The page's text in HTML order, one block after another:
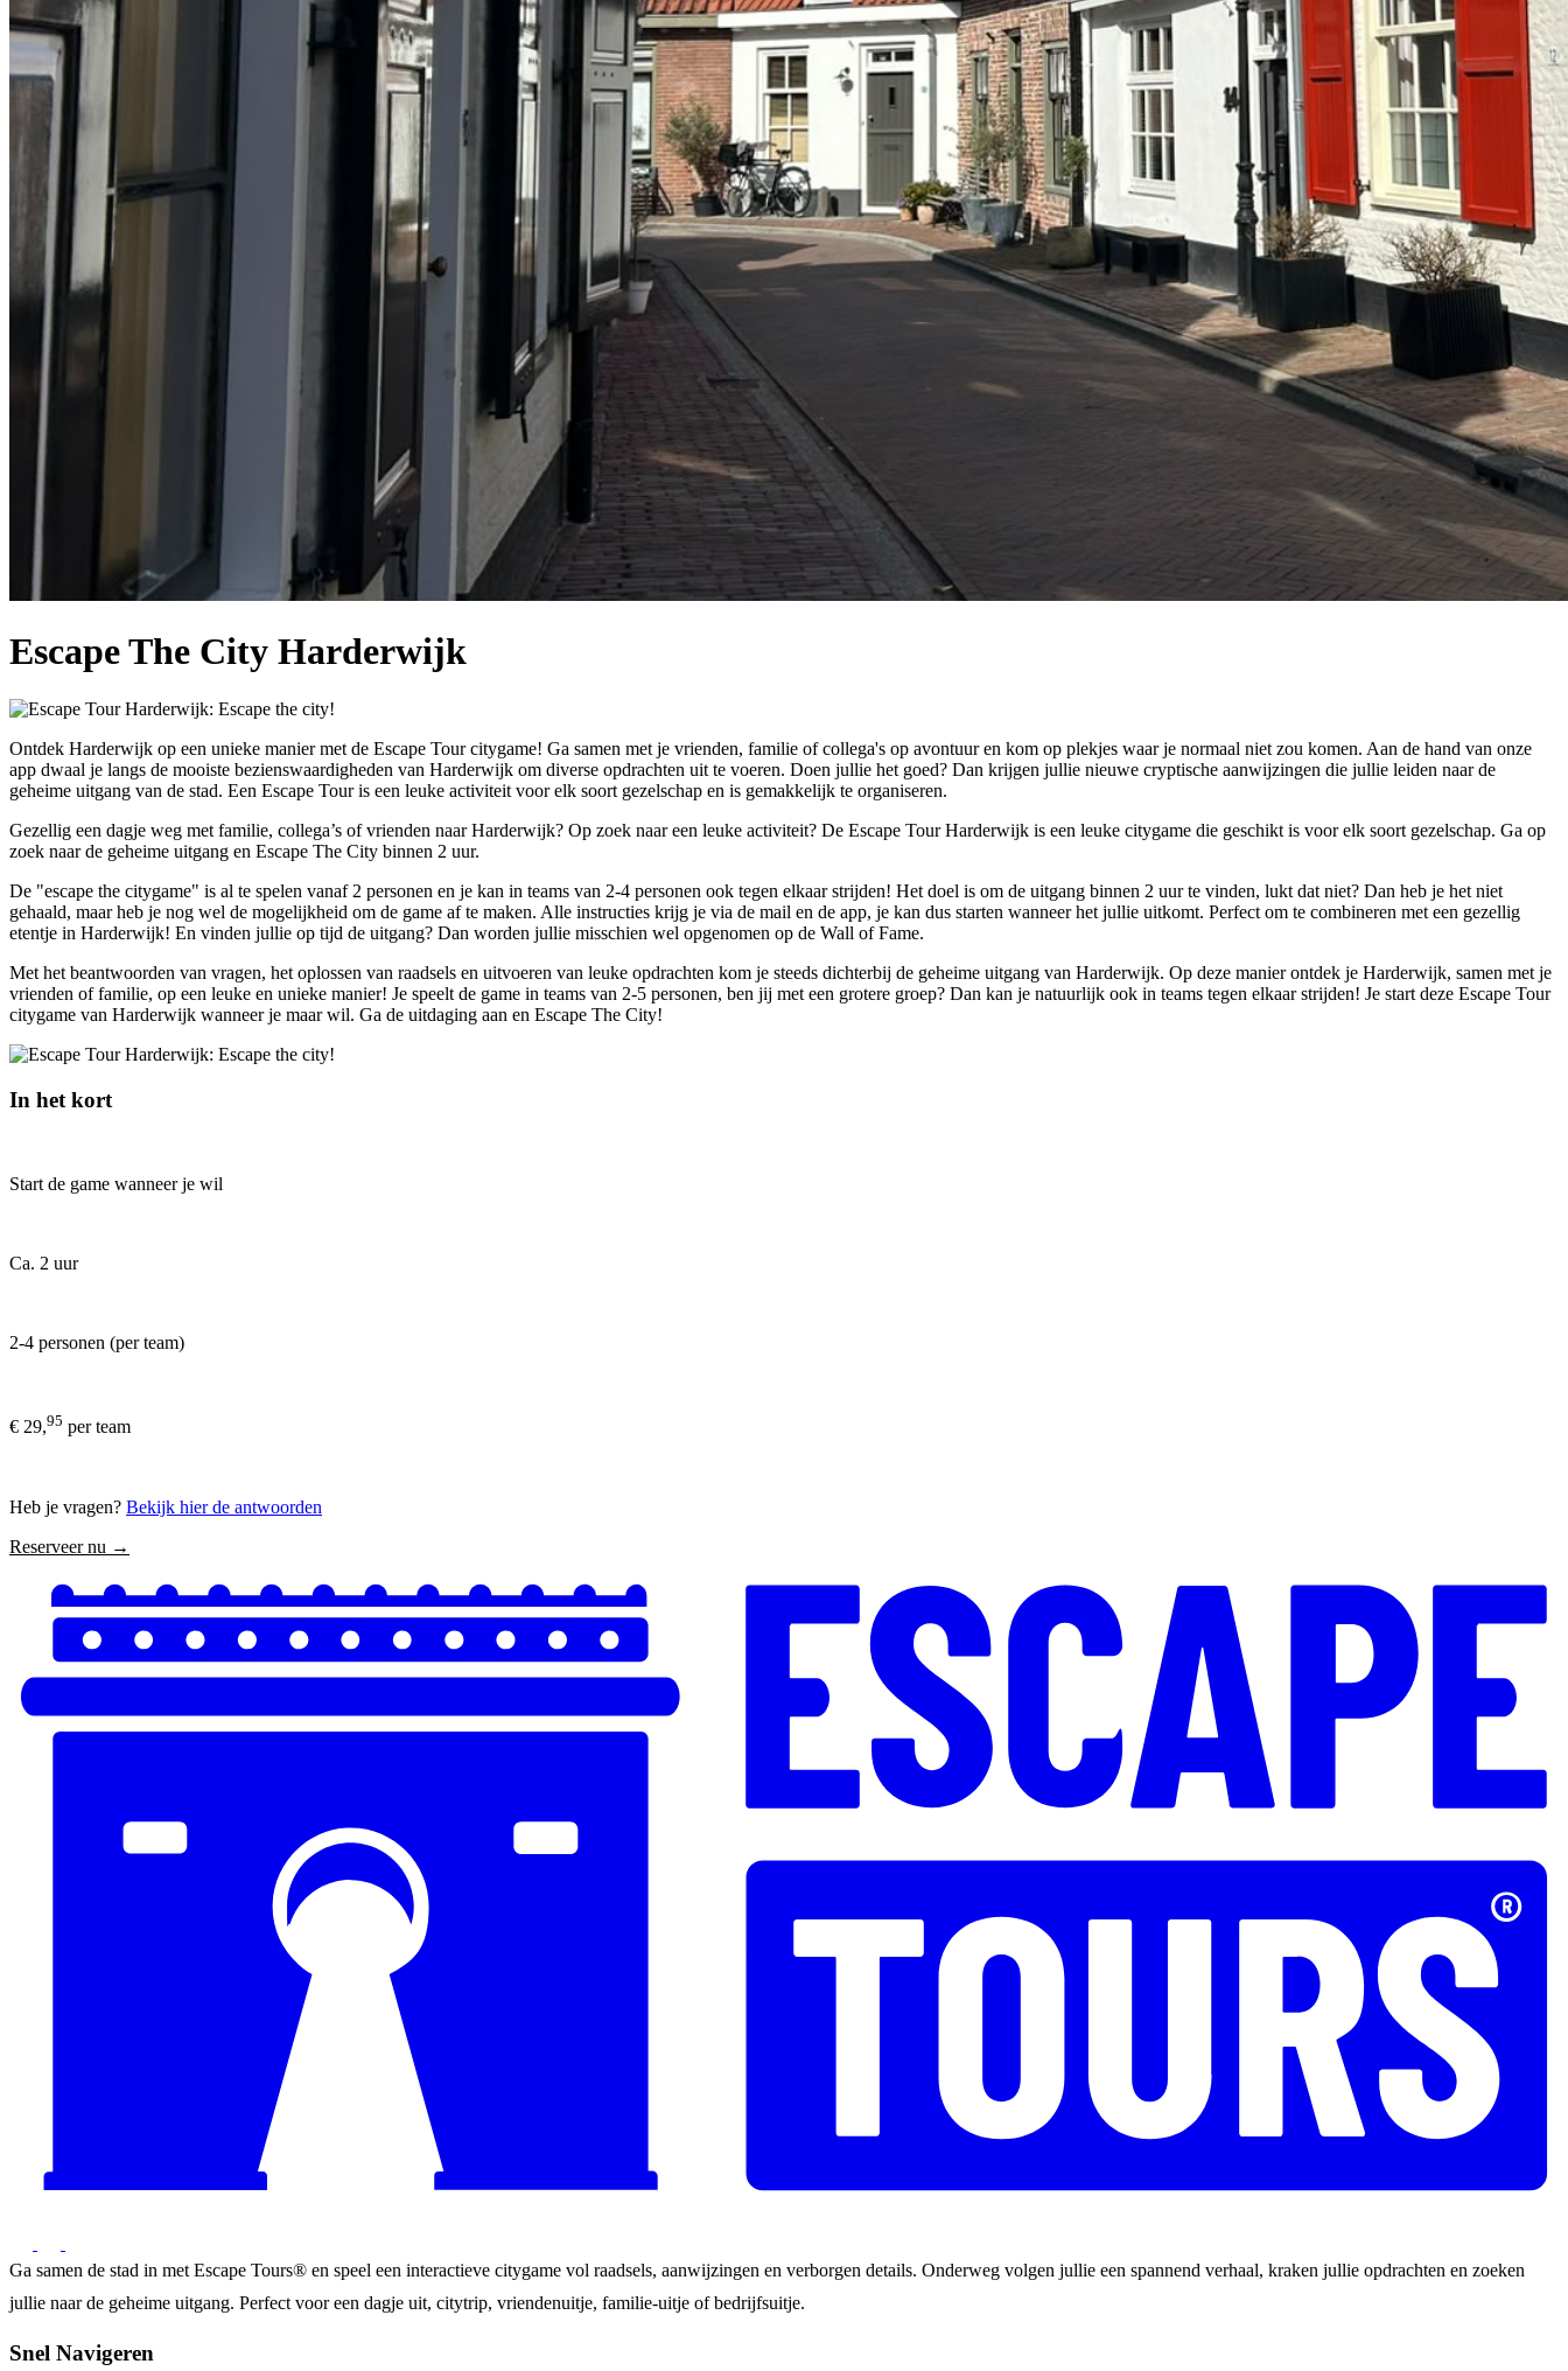
Escape The City Harderwijk
Ontdek Harderwijk op een unieke manier met de Escape Tour citygame! Ga samen met je vrienden, familie of collega's op avontuur en kom op plekjes waar je normaal niet zou komen. Aan de hand van onze
app dwaal je langs de mooiste bezienswaardigheden van Harderwijk om diverse opdrachten uit te voeren. Doen jullie het goed? Dan krijgen jullie nieuwe cryptische aanwijzingen die jullie leiden naar de
geheime uitgang van de stad. Een Escape Tour is een leuke activiteit voor elk soort gezelschap en is gemakkelijk te organiseren.
Gezellig een dagje weg met familie, collega’s of vrienden naar Harderwijk? Op zoek naar een leuke activiteit? De Escape Tour Harderwijk is een leuke citygame die geschikt is voor elk soort gezelschap. Ga op
zoek naar de geheime uitgang en Escape The City binnen 2 uur.
De "escape the citygame" is al te spelen vanaf 2 personen en je kan in teams van 2-4 personen ook tegen elkaar strijden! Het doel is om de uitgang binnen 2 uur te vinden, lukt dat niet? Dan heb je het niet
gehaald, maar heb je nog wel de mogelijkheid om de game af te maken. Alle instructies krijg je via de mail en de app, je kan dus starten wanneer het jullie uitkomt. Perfect om te combineren met een gezellig
etentje in Harderwijk! En vinden jullie op tijd de uitgang? Dan worden jullie misschien wel opgenomen op de Wall of Fame.
Met het beantwoorden van vragen, het oplossen van raadsels en uitvoeren van leuke opdrachten kom je steeds dichterbij de geheime uitgang van Harderwijk. Op deze manier ontdek je Harderwijk, samen met je
vrienden of familie, op een leuke en unieke manier! Je speelt de game in teams van 2-5 personen, ben jij met een grotere groep? Dan kan je natuurlijk ook in teams tegen elkaar strijden! Je start deze Escape Tour
citygame van Harderwijk wanneer je maar wil. Ga de uitdaging aan en Escape The City!
In het kort
Start de game wanneer je wil
Ca. 2 uur
2-4 personen (per team)
€ 29,95 per team
Heb je vragen? Bekijk hier de antwoorden
Reserveer nu →
Ga samen de stad in met Escape Tours® en speel een interactieve citygame vol raadsels, aanwijzingen en verborgen details. Onderweg volgen jullie een spannend verhaal, kraken jullie opdrachten en zoeken
jullie naar de geheime uitgang. Perfect voor een dagje uit, citytrip, vriendenuitje, familie-uitje of bedrijfsuitje.
Snel Navigeren